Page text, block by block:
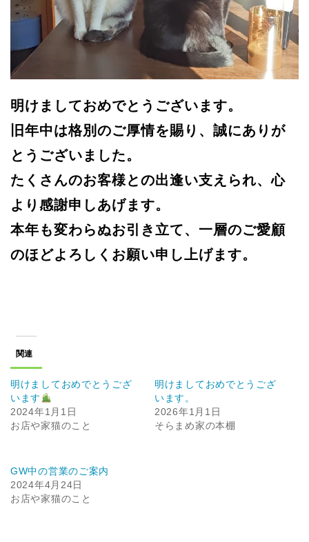
明けましておめでとうございます。
旧年中は格別のご厚情を賜り、誠にありが
とうございました。
たくさんのお客様との出逢い支えられ、心
より感謝申しあげます。
本年も変わらぬお引き立て、一層のご愛顧
のほどよろしくお願い申し上げます。
関連
明けましておめでとうござ
います
2024年1月1日
お店や家猫のこと
明けましておめでとうござ
います。
2026年1月1日
そらまめ家の本棚
GW中の営業のご案内
2024年4月24日
お店や家猫のこと